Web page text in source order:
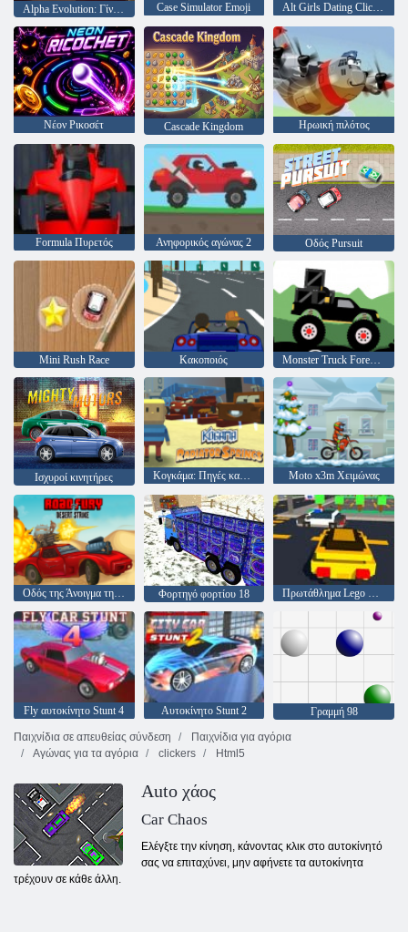
Case Simulator Emoji Alt Girls Dating Clicker
Νέον Ρικοσέτ Cascade Kingdom Ηρωική πιλότος
Formula Πυρετός Ανηφορικός αγώνας 2 Οδός Pursuit
Mini Rush Race Κακοποιός Monster Truck Forest-Παράδοση
Ισχυροί κινητήρες Κογκάμα: Πηγές καλοριφέρ Moto x3m Χειμώνας
Οδός της Άνοιγμα της Φούρης Φορτηγό φορτίου 18 Πρωτάθλημα Lego Superhero
Fly αυτοκίνητο Stunt 4 Αυτοκίνητο Stunt 2
Γραμμή 98
Παιχνίδια σε απευθείας σύνδεση
Παιχνίδια για αγόρια
Αγώνας για τα αγόρια
clickers Html5
Auto χάος
Car Chaos
Ελέγξτε την κίνηση, κάνοντας κλικ στο αυτοκίνητό
σας να επιταχύνει, μην αφήνετε τα αυτοκίνητα
τρέχουν σε κάθε άλλη.